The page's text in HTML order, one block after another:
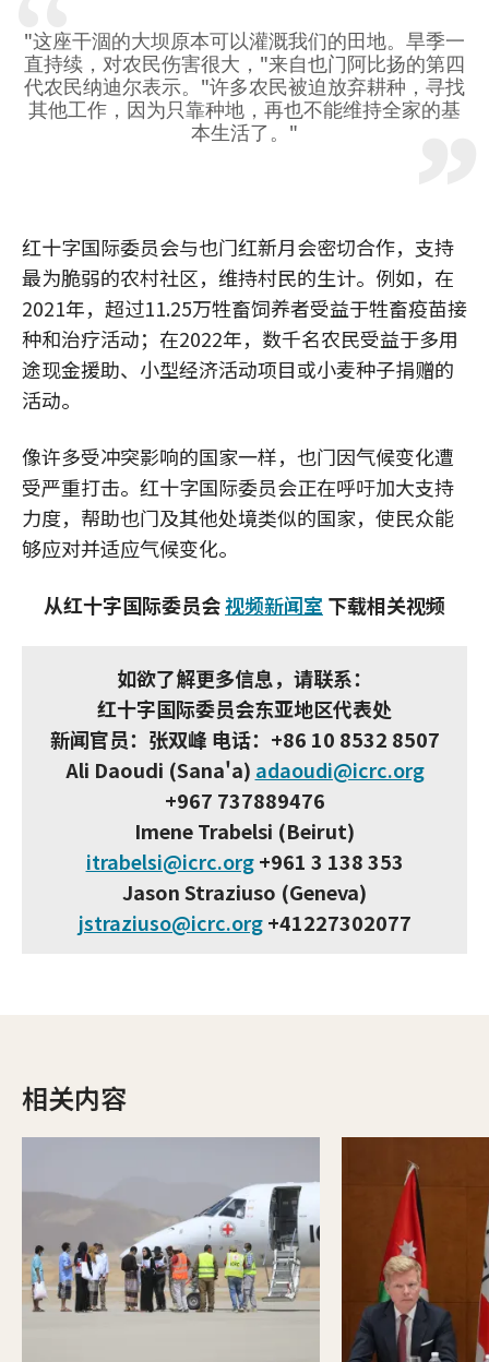
"这座干涸的大坝原本可以灌溉我们的田地。旱季一
直持续，对农民伤害很大，"来自也门阿比扬的第四
代农民纳迪尔表示。"许多农民被迫放弃耕种，寻找
其他工作，因为只靠种地，再也不能维持全家的基
本生活了。"
红十字国际委员会与也门红新月会密切合作，支持
最为脆弱的农村社区，维持村民的生计。例如，在
2021年，超过11.25万牲畜饲养者受益于牲畜疫苗接
种和治疗活动；在2022年，数千名农民受益于多用
途现金援助、小型经济活动项目或小麦种子捐赠的
活动。
像许多受冲突影响的国家一样，也门因气候变化遭
受严重打击。红十字国际委员会正在呼吁加大支持
力度，帮助也门及其他处境类似的国家，使民众能
够应对并适应气候变化。
从红十字国际委员会视频新闻室 下载相关视频
如欲了解更多信息，请联系：
红十字国际委员会东亚地区代表处
新闻官员：张双峰 电话：+86 10 8532 8507
Ali Daoudi (Sana'a) adaoudi@icrc.org
+967 737889476
Imene Trabelsi (Beirut)
itrabelsi@icrc.org+961 3 138 353
Jason Straziuso (Geneva)
jstraziuso@icrc.org+41227302077
相关内容